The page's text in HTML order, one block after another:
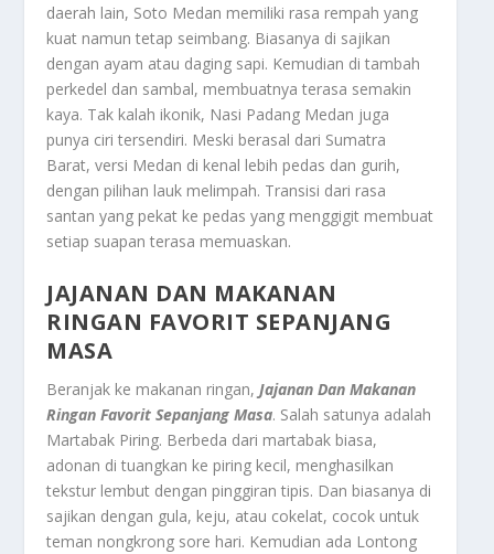
daerah lain, Soto Medan memiliki rasa rempah yang
kuat namun tetap seimbang. Biasanya di sajikan
dengan ayam atau daging sapi. Kemudian di tambah
perkedel dan sambal, membuatnya terasa semakin
kaya. Tak kalah ikonik, Nasi Padang Medan juga
punya ciri tersendiri. Meski berasal dari Sumatra
Barat, versi Medan di kenal lebih pedas dan gurih,
dengan pilihan lauk melimpah. Transisi dari rasa
santan yang pekat ke pedas yang menggigit membuat
setiap suapan terasa memuaskan.
JAJANAN DAN MAKANAN
RINGAN FAVORIT SEPANJANG
MASA
Beranjak ke makanan ringan, Jajanan Dan Makanan
Ringan Favorit Sepanjang Masa. Salah satunya adalah
Martabak Piring. Berbeda dari martabak biasa,
adonan di tuangkan ke piring kecil, menghasilkan
tekstur lembut dengan pinggiran tipis. Dan biasanya di
sajikan dengan gula, keju, atau cokelat, cocok untuk
teman nongkrong sore hari. Kemudian ada Lontong